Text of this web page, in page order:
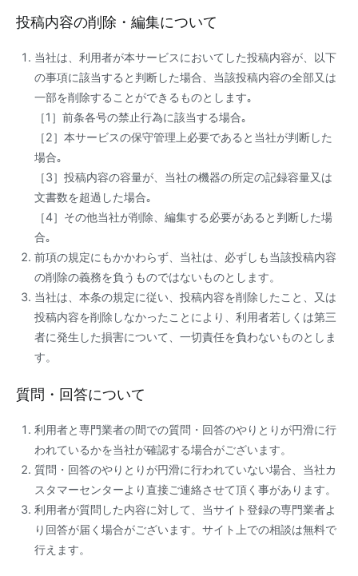
投稿内容の削除・編集について
当社は、利用者が本サービスにおいてした投稿内容が、以下
の事項に該当すると判断した場合、当該投稿内容の全部又は
一部を削除することができるものとします｡
［1］前条各号の禁止行為に該当する場合｡
［2］本サービスの保守管理上必要であると当社が判断した
場合｡
［3］投稿内容の容量が、当社の機器の所定の記録容量又は
文書数を超過した場合｡
［4］その他当社が削除、編集する必要があると判断した場
合｡
前項の規定にもかかわらず、当社は、必ずしも当該投稿内容
の削除の義務を負うものではないものとします。
当社は、本条の規定に従い、投稿内容を削除したこと、又は
投稿内容を削除しなかったことにより、利用者若しくは第三
者に発生した損害について、一切責任を負わないものとしま
す。
質問・回答について
利用者と専門業者の間での質問・回答のやりとりが円滑に行
われているかを当社が確認する場合がございます。
質問・回答のやりとりが円滑に行われていない場合、当社カ
スタマーセンターより直接ご連絡させて頂く事があります。
利用者が質問した内容に対して、当サイト登録の専門業者よ
り回答が届く場合がございます。サイト上での相談は無料で
行えます。